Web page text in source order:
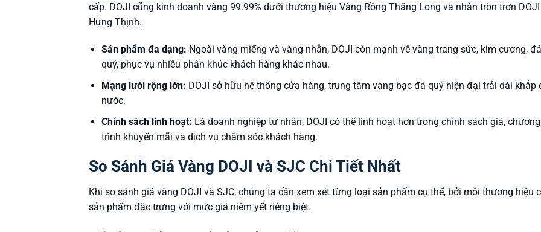
cấp. DOJI cũng kinh doanh vàng 99.99% dưới thương hiệu Vàng Rồng Thăng Long và nhẫn tròn trơn DOJI
Hưng Thịnh.
Sản phẩm đa dạng: Ngoài vàng miếng và vàng nhẫn, DOJI còn mạnh về vàng trang sức, kim cương, đá
quý, phục vụ nhiều phân khúc khách hàng khác nhau.
Mạng lưới rộng lớn: DOJI sở hữu hệ thống cửa hàng, trung tâm vàng bạc đá quý hiện đại trải dài khắp
nước.
Chính sách linh hoạt: Là doanh nghiệp tư nhân, DOJI có thể linh hoạt hơn trong chính sách giá, chương
trình khuyến mãi và dịch vụ chăm sóc khách hàng.
So Sánh Giá Vàng DOJI và SJC Chi Tiết Nhất
Khi so sánh giá vàng DOJI và SJC, chúng ta cần xem xét từng loại sản phẩm cụ thể, bởi mỗi thương hiệu
sản phẩm đặc trưng với mức giá niêm yết riêng biệt.